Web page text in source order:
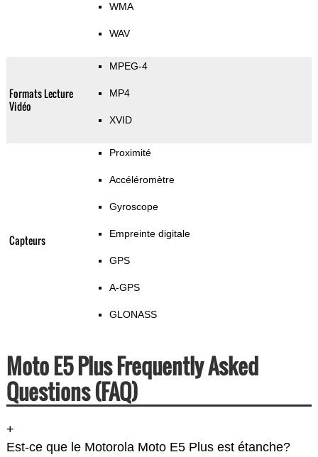
WMA
WAV
Formats Lecture
Vidéo
MPEG-4
MP4
XVID
Capteurs
Proximité
Accéléromètre
Gyroscope
Empreinte digitale
GPS
A-GPS
GLONASS
Moto E5 Plus Frequently Asked
Questions (FAQ)
+
Est-ce que le Motorola Moto E5 Plus est étanche?